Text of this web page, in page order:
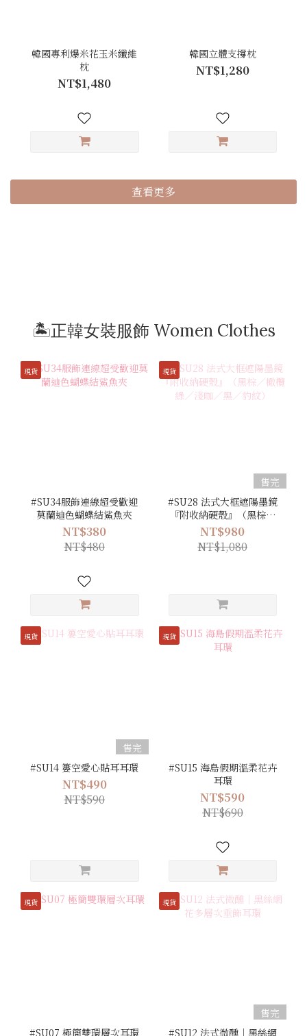
韓國專利爆米花玉米纖維
枕
NT$1,480
韓國立體支撐枕
NT$1,280
查看更多
🏝️正韓女裝服飾 Women Clothes
現貨
#SU34服飾連線超受歡迎
莫蘭迪色蝴蝶結鯊魚夾
NT$380
NT$480
現貨
售完
#SU28 法式大框遮陽墨鏡
『附收納硬殼』（黑棕／
橄欖綠／淺咖／黑／豹
紋）
NT$980
NT$1,080
現貨
售完
#SU14 簍空愛心貼耳耳環
NT$490
NT$590
現貨
#SU15 海島假期溫柔花卉
耳環
NT$590
NT$690
現貨
#SU07 極簡雙環層次耳環
現貨
售完
#SU12 法式微醺｜黑絲網